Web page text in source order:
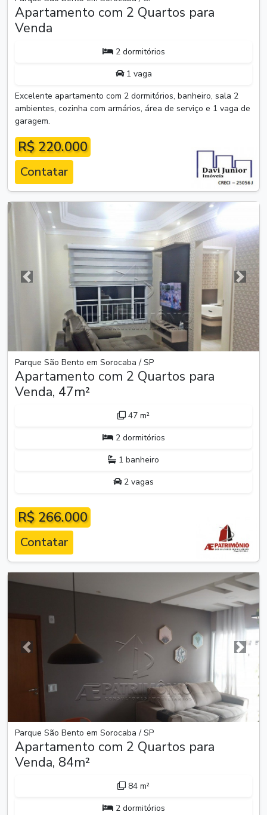
Apartamento com 2 Quartos para
Venda
2 dormitórios
1 vaga
Excelente apartamento com 2 dormitórios, banheiro, sala 2
ambientes, cozinha com armários, área de serviço e 1 vaga de
garagem.
R$ 220.000
Contatar
Anterior
Parque São Bento em Sorocaba / SP
Apartamento com 2 Quartos para
Venda, 47m²
47 m²
2 dormitórios
1 banheiro
2 vagas
R$ 266.000
Contatar
Anterior
Parque São Bento em Sorocaba / SP
Apartamento com 2 Quartos para
Venda, 84m²
84 m²
2 dormitórios